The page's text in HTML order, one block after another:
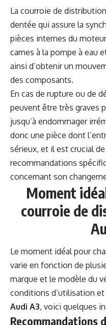
La courroie de
dentée qui assure la
pièces internes du
cames à la pompe à eau
ainsi d’obtenir un
des composants.
En cas de rupture ou de
peuvent être très graves
jusqu’à endommager
donc une pièce dont
sérieux, et il est crucial
recommandations
concernant son
Moment
courroie de
Le moment idéal pour
varie en fonction de
marque et le modèle du
conditions d’utilisation
Audi A3, voici quelques
Recommandations